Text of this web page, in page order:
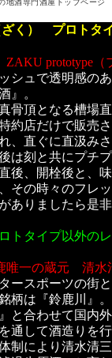
地酒専門酒屋トップページ
ざく） プロトタ
prototype（
シュで透明感の
』。
骨頂となる槽場
約店だけで販売
、直ぐに直汲み
は刻と共にプチ
後、開栓後と、
その時々のフレ
ありましたら是
トタイプ以外の
唯一の蔵元 清水
ースポーツの街
柄は『鈴鹿川』
と合わせて国内
通して酒造りを
制により清水清